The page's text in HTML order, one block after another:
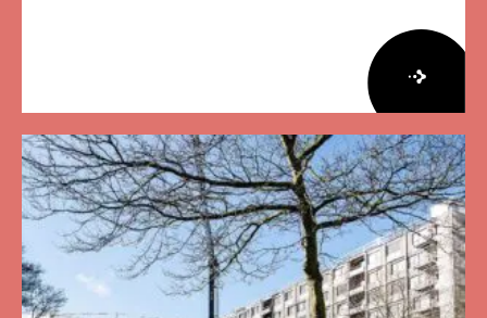
meer
over
Herziene
Onderzoeksagenda
Leefbaarheid
en
Veiligheid